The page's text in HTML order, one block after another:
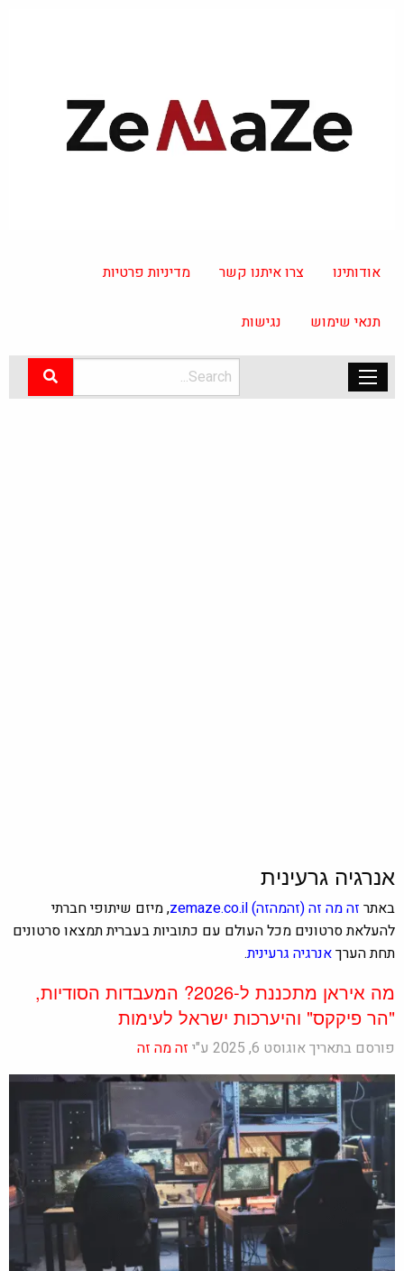
אודותינו צרו איתנו קשר מדיניות פרטיות
תנאי שימוש נגישות
אנרגיה גרעינית
באתרזה מה זה(זהמהזה)zemaze.co.il, מיזם שיתופי חברתי
להעלאת סרטונים מכל העולם עם כתוביות בעברית תמצאו סרטונים
תחת הערךאנרגיה גרעינית.
מה איראן מתכננת ל-2026? המעבדות הסודיות,
"הר פיקקס" והיערכות ישראל לעימות
פורסם בתאריך אוגוסט 6, 2025 ע"י זה מה זה